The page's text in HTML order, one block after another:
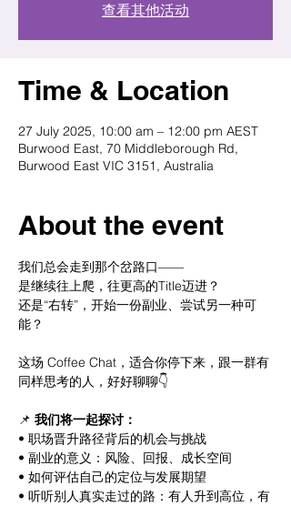
查看其他活动
Time & Location
27 July 2025, 10:00 am – 12:00 pm AEST
Burwood East, 70 Middleborough Rd,
Burwood East VIC 3151, Australia
About the event
我们总会走到那个岔路口——
是继续往上爬，往更高的Title迈进？
还是“右转”，开始一份副业、尝试另一种可
能？
这场 Coffee Chat，适合你停下来，跟一群有
同样思考的人，好好聊聊👇
📌 我们将一起探讨：
• 职场晋升路径背后的机会与挑战
• 副业的意义：风险、回报、成长空间
• 如何评估自己的定位与发展期望
• 听听别人真实走过的路：有人升到高位，有